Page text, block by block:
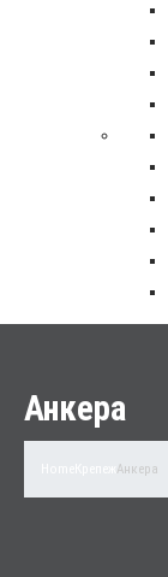
Анкера
Анкера